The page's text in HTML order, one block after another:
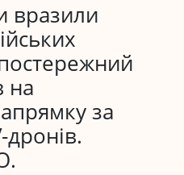
вразили
на
за